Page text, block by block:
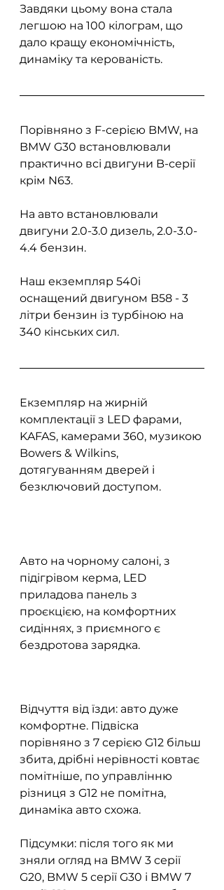
Завдяки цьому вона стала
легшою на 100 кілограм, що
дало кращу економічність,
динаміку та керованість.
Порівняно з F-серією BMW, на
BMW G30 встановлювали
практично всі двигуни B-серії
крім N63.
На авто встановлювали
двигуни 2.0-3.0 дизель, 2.0-3.0-
4.4 бензин.
Наш екземпляр 540i
оснащений двигуном B58 - 3
літри бензин із турбіною на
340 кінських сил.
Екземпляр на жирній
комплектації з LED фарами,
KAFAS, камерами 360, музикою
Bowers & Wilkins,
дотягуванням дверей і
безключовий доступом.
Авто на чорному салоні, з
підігрівом керма, LED
приладова панель з
проєкцією, на комфортних
сидіннях, з приємного є
бездротова зарядка.
Відчуття від їзди: авто дуже
комфортне. Підвіска
порівняно з 7 серією G12 більш
збита, дрібні нерівності ковтає
помітніше, по управлінню
різниця з G12 не помітна,
динаміка авто схожа.
Підсумки: після того як ми
зняли огляд на BMW 3 серії
G20, BMW 5 серії G30 і BMW 7